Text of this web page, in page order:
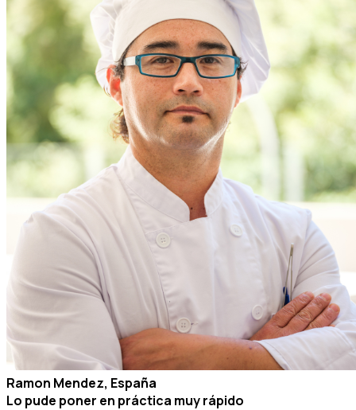
Ramon Mendez, España
Lo pude poner en práctica muy rápido